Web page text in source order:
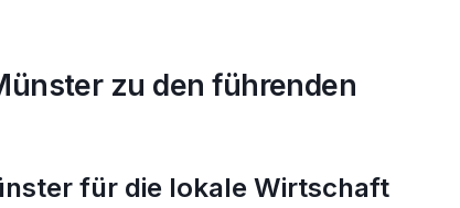
zu den führenden
für die lokale Wirtschaft